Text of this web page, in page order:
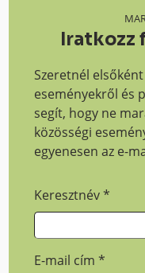
Iratkozz
Szeretnél
eseményekről és
segít, hogy ne
közösségi
egyenesen az e-
Keresztnév*
E-mail cím*